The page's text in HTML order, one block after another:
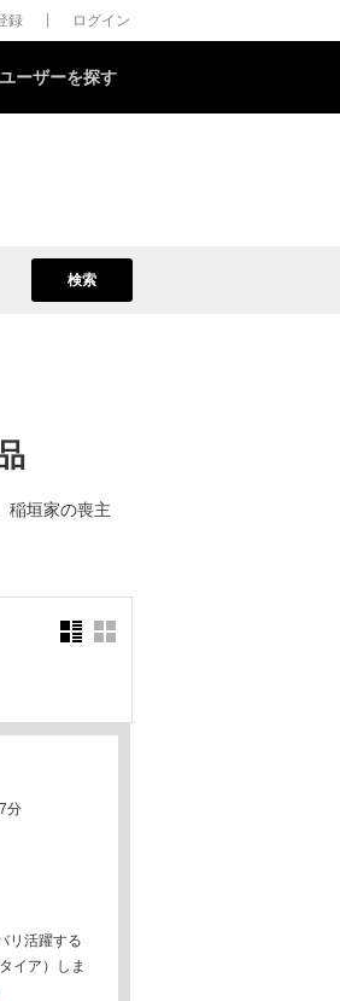
録 ログイン
ユーザーを探す
検索
稲垣家の喪主
分
リ活躍する
イア）しま